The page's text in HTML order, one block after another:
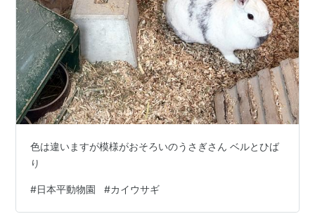
色は違いますが模様がおそろいのうさぎさん ベルとひば
り
#日本平動物園 #カイウサギ